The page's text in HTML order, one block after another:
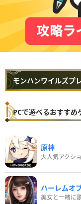
モンハンワイルズプ
PCで遊べるおすすめ
原神
大人気アクシ
ハーレムオ
美女と一緒に